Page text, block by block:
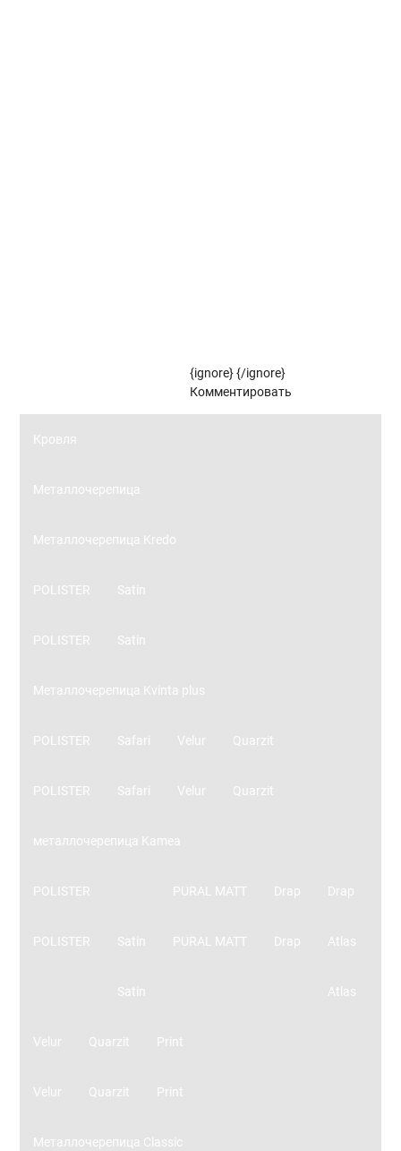
Кровля
Металлочерепица
Металлочерепица Kredo
POLISTER
POLISTER
Satin
Satin
Металлочерепица Kvinta plus
POLISTER
POLISTER
Safari
Safari
Velur
Velur
Quarzit
Quarzit
металлочерепица Kamea
POLISTER
POLISTER Satin
Satin
PURAL MATT
PURAL MATT
Drap
Drap
Drap
Atlas
Atlas
Velur
Velur
Quarzit
Quarzit
Print
Print
Металлочерепица Classic
{ignore}{/ignore}
Комментировать